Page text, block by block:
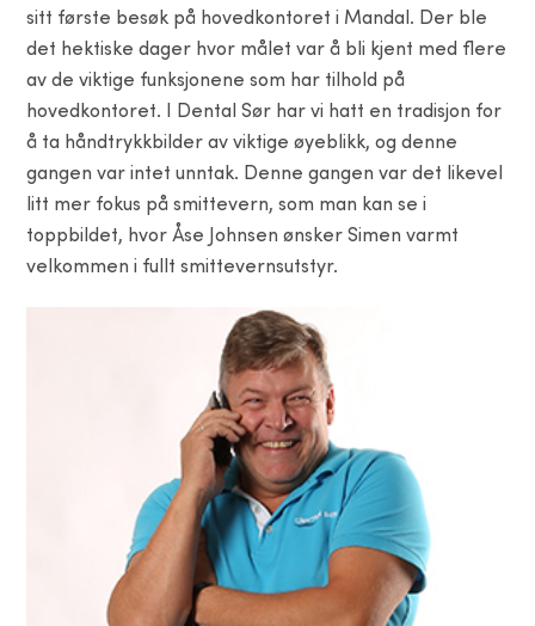
sitt første besøk på hovedkontoret i Mandal. Der ble
det hektiske dager hvor målet var å bli kjent med flere
av de viktige funksjonene som har tilhold på
hovedkontoret. I Dental Sør har vi hatt en tradisjon for
å ta håndtrykkbilder av viktige øyeblikk, og denne
gangen var intet unntak. Denne gangen var det likevel
litt mer fokus på smittevern, som man kan se i
toppbildet, hvor Åse Johnsen ønsker Simen varmt
velkommen i fullt smittevernsutstyr.